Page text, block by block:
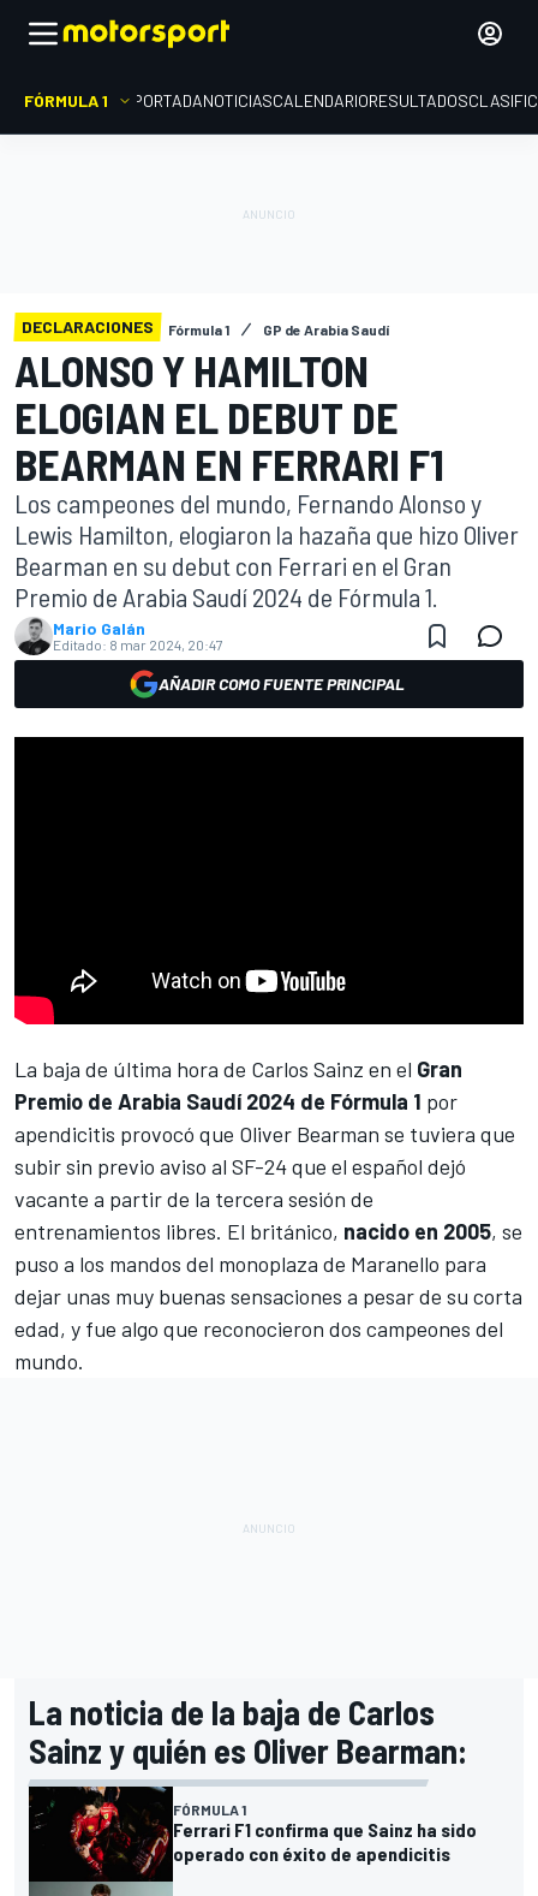
FÓRMULA 1 PORTADANOTICIASCALENDARIORESULTADOS
DECLARACIONES Fórmula 1 GP de Arabia Saudí
ALONSO Y HAMILTON
ELOGIAN EL DEBUT DE
BEARMAN EN FERRARI F1
Los campeones del mundo, Fernando Alonso y
Lewis Hamilton, elogiaron la hazaña que hizo Oliver
Bearman en su debut con Ferrari en el Gran
Premio de Arabia Saudí 2024 de Fórmula 1.
Mario Galán
Editado: 8 mar 2024, 20:47
AÑADIR COMO FUENTE PRINCIPAL
La baja de última hora de Carlos Sainz en el Gran
Premio de Arabia Saudí 2024 de Fórmula 1 por
apendicitis provocó que Oliver Bearman se tuviera que
subir sin previo aviso al SF-24 que el español dejó
vacante a partir de la tercera sesión de
entrenamientos libres. El británico, nacido en 2005, se
puso a los mandos del monoplaza de Maranello para
dejar unas muy buenas sensaciones a pesar de su corta
edad, y fue algo que reconocieron dos campeones del
mundo.
La noticia de la baja de Carlos
Sainz y quién es Oliver Bearman:
FÓRMULA 1
Ferrari F1 confirma que Sainz ha sido
operado con éxito de apendicitis